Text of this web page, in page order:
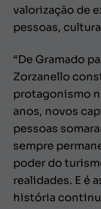
valorização de
pessoas,
“De Gramado
Zorzanello
protagonismo
anos, novos
pessoas
sempre
poder do
realidades. E é
história